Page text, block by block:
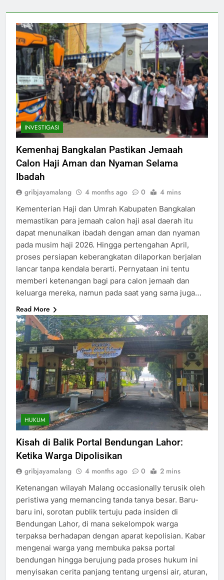
INVESTIGASI
Kemenhaj Bangkalan Pastikan Jemaah
Calon Haji Aman dan Nyaman Selama
Ibadah
gribjayamalang 4 months ago 0 4 mins
Kementerian Haji dan Umrah Kabupaten Bangkalan
memastikan para jemaah calon haji asal daerah itu
dapat menunaikan ibadah dengan aman dan nyaman
pada musim haji 2026. Hingga pertengahan April,
proses persiapan keberangkatan dilaporkan berjalan
lancar tanpa kendala berarti. Pernyataan ini tentu
memberi ketenangan bagi para calon jemaah dan
keluarga mereka, namun pada saat yang sama juga…
Read More
HUKUM
Kisah di Balik Portal Bendungan Lahor:
Ketika Warga Dipolisikan
gribjayamalang 4 months ago 0 2 mins
Ketenangan wilayah Malang occasionally terusik oleh
peristiwa yang memancing tanda tanya besar. Baru-
baru ini, sorotan publik tertuju pada insiden di
Bendungan Lahor, di mana sekelompok warga
terpaksa berhadapan dengan aparat kepolisian. Kabar
mengenai warga yang membuka paksa portal
bendungan hingga berujung pada proses hukum ini
menyisakan cerita panjang tentang urgensi air, aturan,